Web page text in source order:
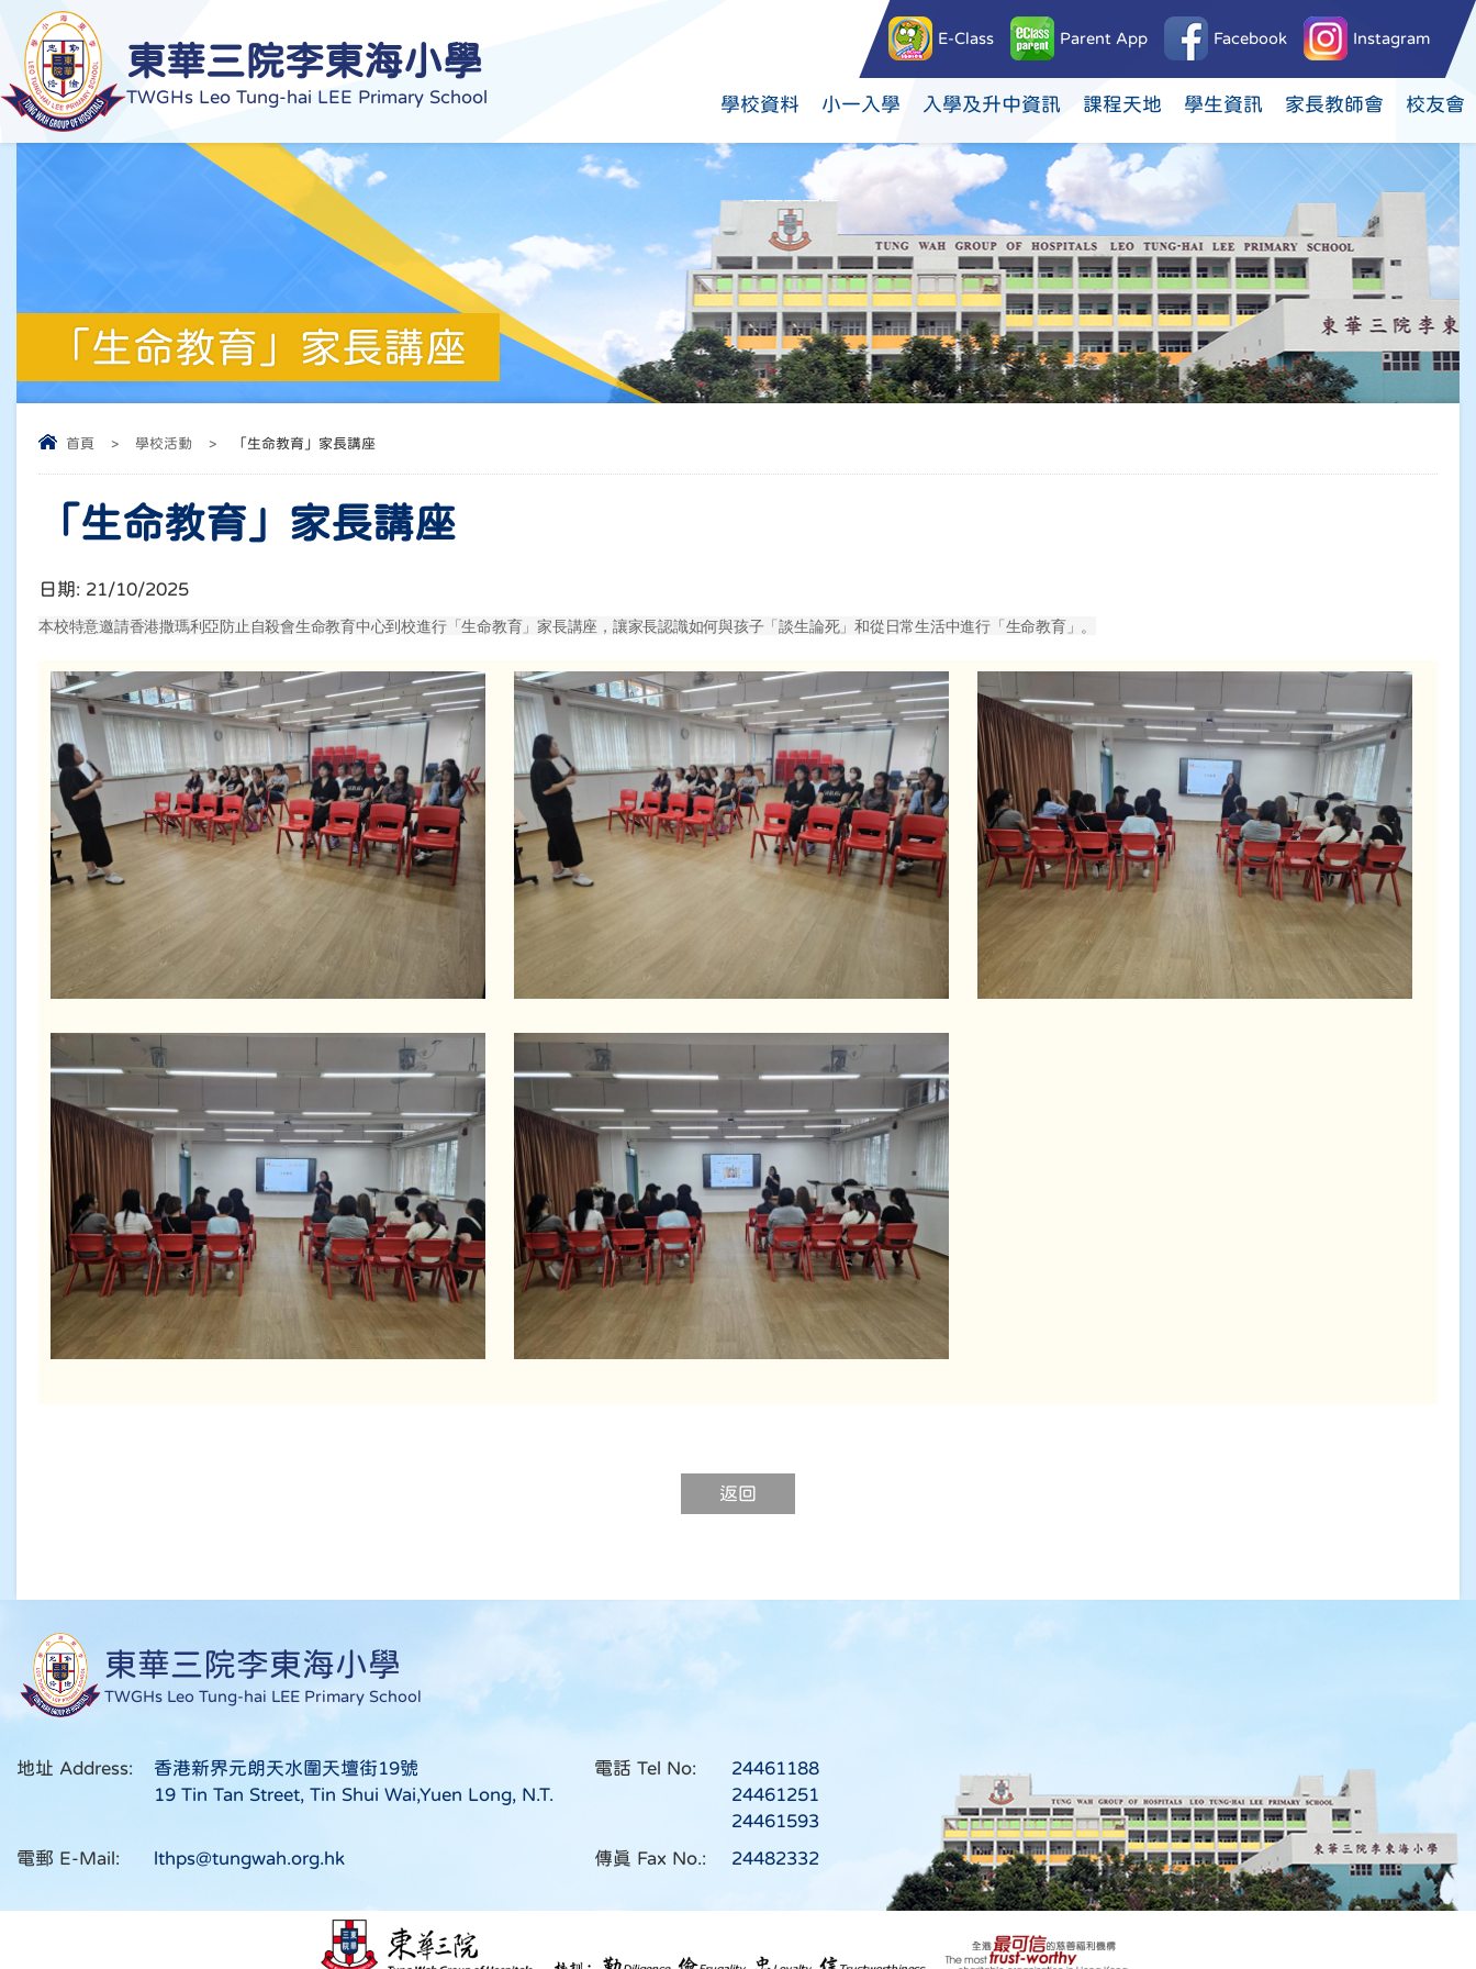
東華三院李東海小學
TWGHs Leo Tung-hai LEE Primary School
E-Class Parent App Facebook Instagram
學校資料 小一入學 入學及升中資訊 課程天地 學生資訊 家長教師會 校友會
「生命教育」家長講座
首頁 > 學校活動 > 「生命教育」家長講座
「生命教育」家長講座
日期: 21/10/2025
本校特意邀請香港撒瑪利亞防止自殺會生命教育中心到校進行「生命教育」家長講座，讓家長認識如何與孩子「談生論死」和從日常生活中進行「生命教育」。
返回
東華三院李東海小學
TWGHs Leo Tung-hai LEE Primary School
地址 Address:
香港新界元朗天水圍天壇街19號
19 Tin Tan Street, Tin Shui Wai,Yuen Long, N.T.
電話 Tel No:
24461188
24461251
24461593
電郵 E-Mail:
lthps@tungwah.org.hk 傳真 Fax No.: 24482332